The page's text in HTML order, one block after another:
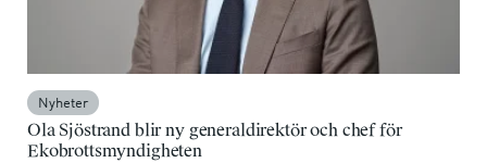
Nyheter
Ola Sjöstrand blir ny generaldirektör och chef för
Ekobrottsmyndigheten